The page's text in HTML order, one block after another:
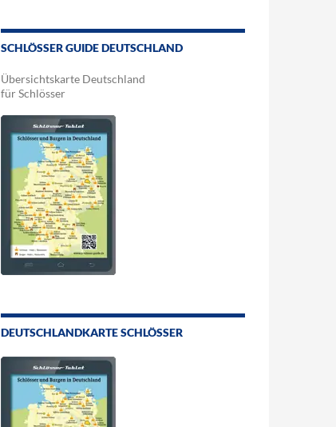
SCHLÖSSER GUIDE DEUTSCHLAND
Übersichtskarte Deutschland
für Schlösser
DEUTSCHLANDKARTE SCHLÖSSER